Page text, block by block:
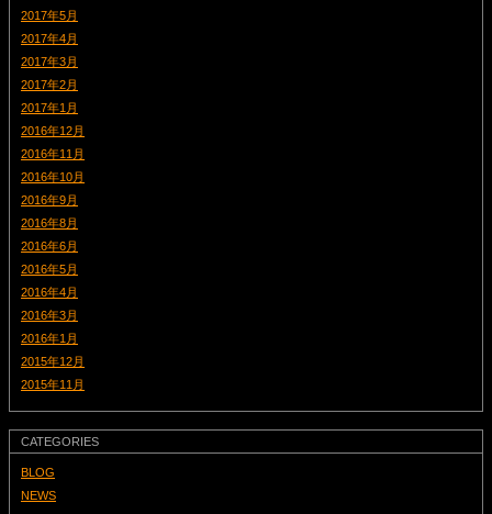
2017年5月
2017年4月
2017年3月
2017年2月
2017年1月
2016年12月
2016年11月
2016年10月
2016年9月
2016年8月
2016年6月
2016年5月
2016年4月
2016年3月
2016年1月
2015年12月
2015年11月
CATEGORIES
BLOG
NEWS